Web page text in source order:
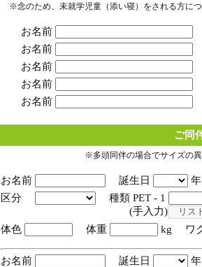
※念のため、未就学児童（添い寝）をされる方に
お名前
お名前
お名前
お名前
お名前
ご同
※多頭同伴の場合でサイズの
お名前 誕生日
区分
種類 PET - 1
(手入力)
体色
体重 kg ワ
お名前 誕生日